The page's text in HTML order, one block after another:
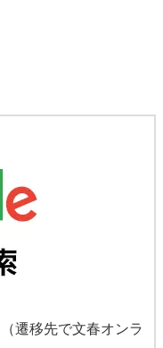
（遷移先で文春オンラ